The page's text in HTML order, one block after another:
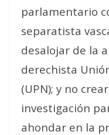
parlamentario
separatista
desalojar de la
derechista
(UPN); y no
investigación
ahondar en la